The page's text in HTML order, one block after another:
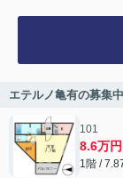
エテルノ亀有の募集
101
8.6万円
1階 /